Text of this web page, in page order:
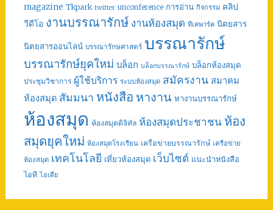
magazine Tkpark twitter unconference การอ่าน กิจกรรม คลิป
วีดีโอ งานบรรณารักษ์ งานห้องสมุด ทีเคพาร์ค นิตยสาร
นิตยสารออนไลน์ บรรณารักษศาสตร์ บรรณารักษ์
บรรณารักษ์ยุคใหม่ บล็อก บล็อกบรรณารักษ์ บล็อกห้องสมุด
ประชุมวิชาการ ผู้ใช้บริการ ระบบห้องสมุด สมัครงาน สมาคม
ห้องสมุด สัมมนา หนังสือ หางาน หางานบรรณารักษ์
ห้องสมุด ห้องสมุดดิจิทัล ห้องสมุดประชาชน ห้อง
สมุดยุคใหม่ ห้องสมุดโรงเรียน เครือข่ายบรรณารักษ์ เครือข่าย
ห้องสมุด เทคโนโลยี เที่ยวห้องสมุด เว็บไซต์ แนะนำหนังสือ
ไอที ไอเดีย